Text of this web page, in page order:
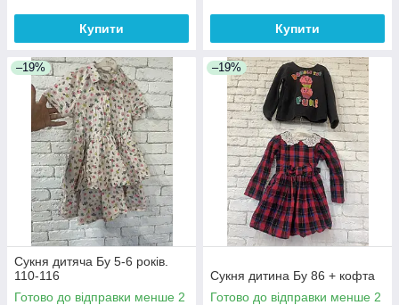
Купити Купити
–19%
Сукня дитяча Бу 5-6 років.
110-116
Готово до відправки менше 2
–19%
Сукня дитина Бу 86 + кофта
Готово до відправки менше 2